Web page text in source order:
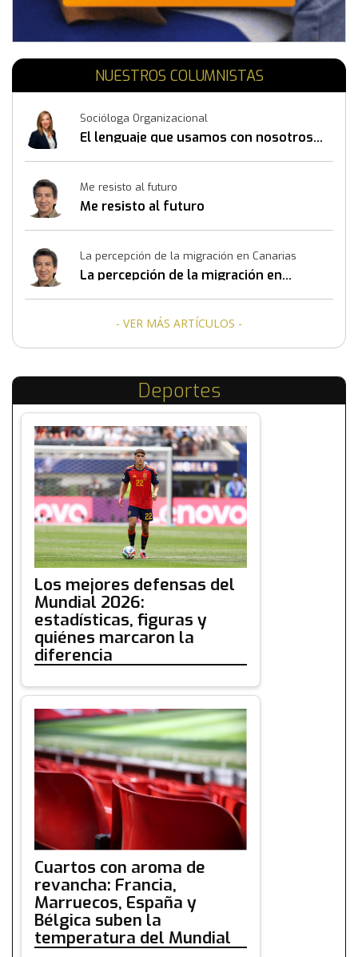
NUESTROS COLUMNISTAS
Socióloga Organizacional
El lenguaje que usamos con nosotros
Me resisto al futuro
Me resisto al futuro
La percepción de la migración en Canarias
La percepción de la migración en
- VER MÁS ARTÍCULOS -
Deportes
Los mejores defensas del
Mundial 2026:
estadísticas, figuras y
quiénes marcaron la
diferencia
Cuartos con aroma de
revancha: Francia,
Marruecos, España y
Bélgica suben la
temperatura del Mundial